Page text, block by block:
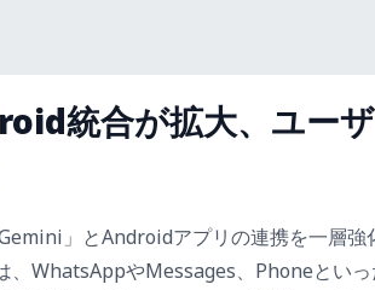
統合が拡大、ユー
」とAndroidアプリの連携を一層強
、WhatsAppやMessages、Phoneとい